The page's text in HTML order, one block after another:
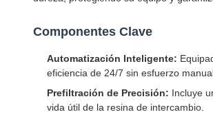
Componentes Clave
Automatización Inteligente:
eficiencia de 24/7 sin esfuerzo
Prefiltración de Precisión: Incluye
vida útil de la resina de intercambio.